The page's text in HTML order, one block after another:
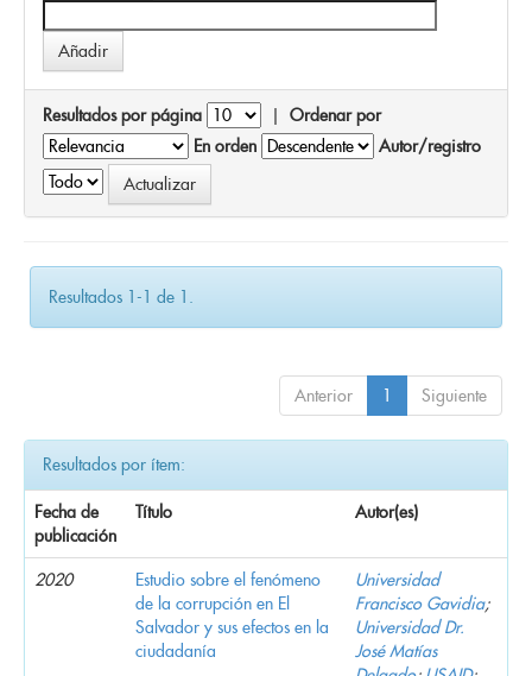
Resultados por página | Ordenar por
En orden
Autor/registro
Resultados 1-1 de 1.
Anterior 1 Siguiente
Resultados por ítem:
Fecha de
publicación
Título Autor(es)
2020
Estudio sobre el fenómeno
de la corrupción en El
Salvador y sus efectos en la
ciudadanía
Universidad
Francisco Gavidia;
Universidad Dr.
José Matías